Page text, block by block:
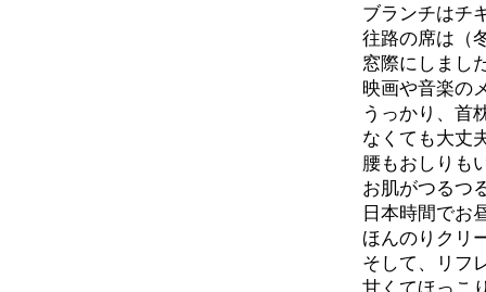
ブランチはチ
往路の席は（
窓際にしまし
映画や音楽の
うっかり、首
なくても大丈
腰もおしりも
お肌がつるつ
日本時間でお
ほんのりクリ
そして、リフ